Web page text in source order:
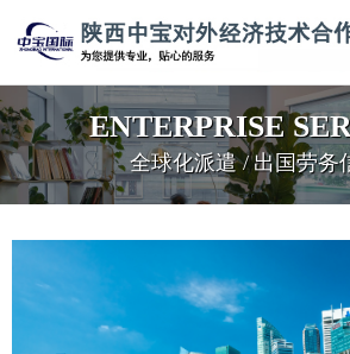
ENTERPRISE
全球化派遣 / 出国劳务